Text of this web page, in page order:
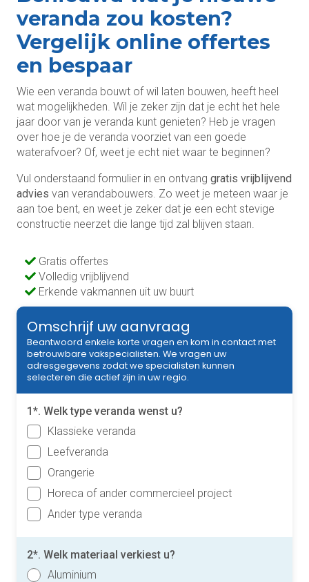
veranda zou kosten?
Vergelijk online offertes
en bespaar
Wie een veranda bouwt of wil laten bouwen, heeft heel
wat mogelijkheden. Wil je zeker zijn dat je echt het hele
jaar door van je veranda kunt genieten? Heb je vragen
over hoe je de veranda voorziet van een goede
waterafvoer? Of, weet je echt niet waar te beginnen?
Vul onderstaand formulier in en ontvang gratis vrijblijvend
advies van verandabouwers. Zo weet je meteen waar je
aan toe bent, en weet je zeker dat je een echt stevige
constructie neerzet die lange tijd zal blijven staan.
Gratis offertes
Volledig vrijblijvend
Erkende vakmannen uit uw buurt
Omschrijf uw aanvraag
Beantwoord enkele korte vragen en kom in contact met
betrouwbare vakspecialisten. We vragen uw
adresgegevens zodat we specialisten kunnen
selecteren die actief zijn in uw regio.
1*. Welk type veranda wenst u?
Klassieke veranda
Leefveranda
Orangerie
Horeca of ander commercieel project
Ander type veranda
2*. Welk materiaal verkiest u?
Aluminium